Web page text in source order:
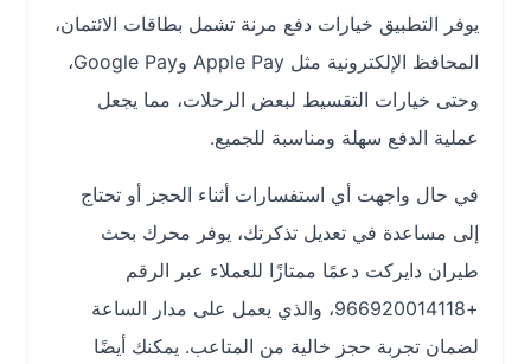
يوفر التطبيق خيارات دفع مرنة تشمل بطاقات الائتمان،
المحافظ الإلكترونية مثل Apple Pay وGoogle Pay،
وحتى خيارات التقسيط لبعض الرحلات، مما يجعل
عملية الدفع سهلة ومناسبة للجميع.
في حال واجهت أي استفسارات أثناء الحجز أو تحتاج
إلى مساعدة في تعديل تذكرتك، يوفر محرك بحث
طيران دايركت دعمًا ممتازًا للعملاء عبر الرقم
+966920014118، والذي يعمل على مدار الساعة
لضمان تجربة حجز خالية من المتاعب. يمكنك أيضًا